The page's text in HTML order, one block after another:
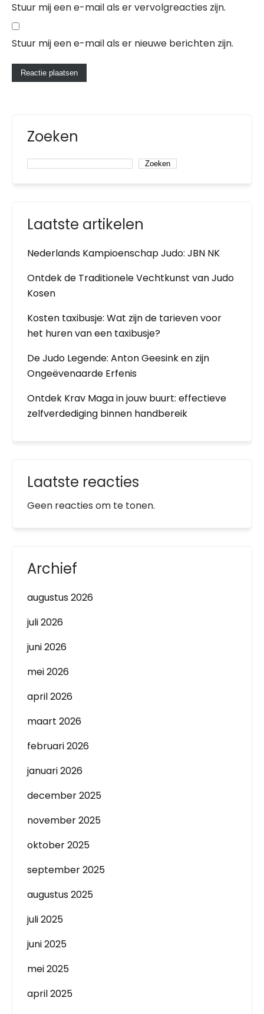
Stuur mij een e-mail als er vervolgreacties zijn.
Stuur mij een e-mail als er nieuwe berichten zijn.
Zoeken
Zoeken
Laatste artikelen
Nederlands Kampioenschap Judo: JBN NK
Ontdek de Traditionele Vechtkunst van Judo
Kosen
Kosten taxibusje: Wat zijn de tarieven voor
het huren van een taxibusje?
De Judo Legende: Anton Geesink en zijn
Ongeëvenaarde Erfenis
Ontdek Krav Maga in jouw buurt: effectieve
zelfverdediging binnen handbereik
Laatste reacties
Geen reacties om te tonen.
Archief
augustus 2026
juli 2026
juni 2026
mei 2026
april 2026
maart 2026
februari 2026
januari 2026
december 2025
november 2025
oktober 2025
september 2025
augustus 2025
juli 2025
juni 2025
mei 2025
april 2025